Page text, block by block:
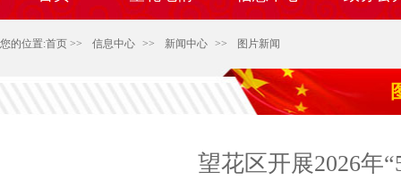
您的位置:首页 >> 信息中心 >> 新闻中心 >> 图片新闻
望花区开展2026年